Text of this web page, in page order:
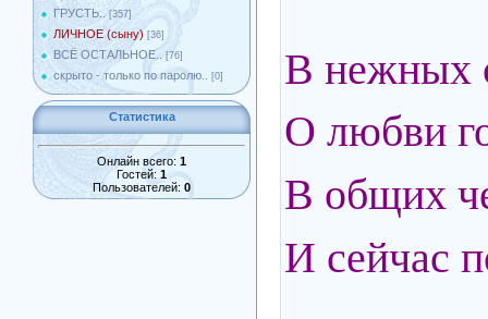
ГРУСТЬ.. [357]
ЛИЧНОЕ (сыну) [36]
ВСЁ ОСТАЛЬНОЕ.. [76]
скрыто - только по паролю.. [0]
Статистика
Онлайн всего: 1
Гостей: 1
Пользователей: 0
В нежных
О любви
В общих
И сейчас